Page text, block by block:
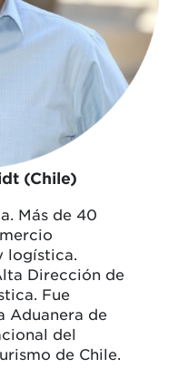
(Chile)
Más de 40
logística.
Dirección de
Fue
Aduanera de
del
de Chile.